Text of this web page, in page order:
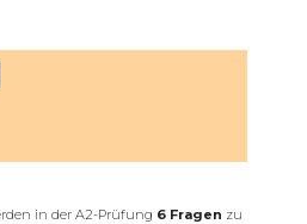
in der A2-Prüfung 6 Fragen zu